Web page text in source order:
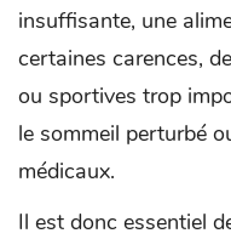
insuffisante, une
certaines carences,
ou sportives trop
le sommeil perturbé
médicaux.
Il est donc essentiel